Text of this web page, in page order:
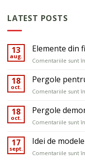
LATEST POSTS
13
aug.
Elemente din
Comentariile sunt
18
oct.
Pergole
Comentariile sunt
18
oct.
Pergole
Comentariile sunt
17
sept.
Idei de
Comentariile sunt